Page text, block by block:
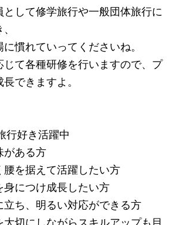
として修学旅行や一般団体旅行に
慣れていってくださいね。
じて各種研修を行いますので、プ
できますよ。
行好き活躍中
がある方
腰を据えて活躍したい方
身につけ成長したい方
立ち、明るい対応ができる方
大切にしながらスキルアップも目